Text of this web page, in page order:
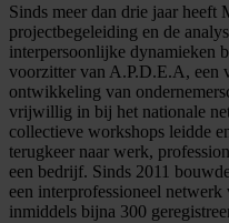
Sinds meer dan drie jaar heeft
projectbegeleiding en de
interpersoonlijke dynamieken
voorzitter van A.P.D.E.A, een
ontwikkeling van
vrijwillig in bij het nationale
collectieve workshops leidde
terugkeer naar werk,
een bedrijf. Sinds 2011
een interprofessioneel netwerk
inmiddels bijna 300